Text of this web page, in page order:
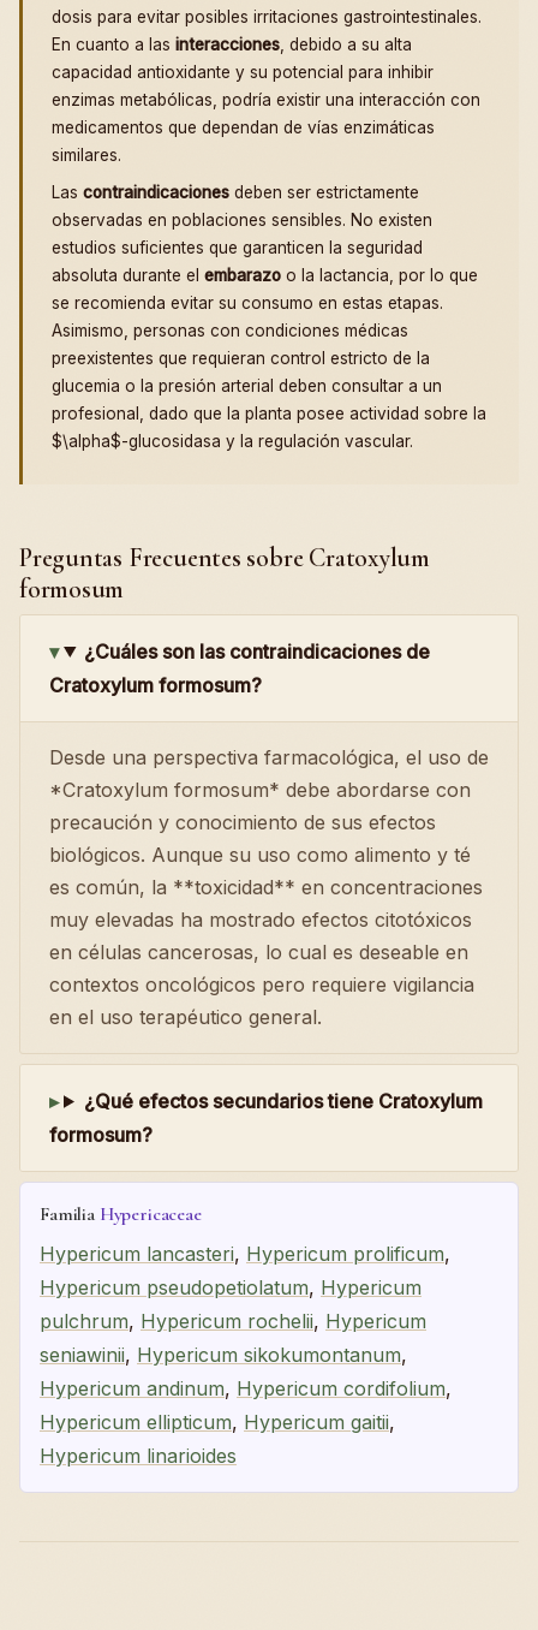
dosis para evitar posibles irritaciones gastrointestinales.
En cuanto a las interacciones , debido a su alta
capacidad antioxidante y su potencial para inhibir
enzimas metabólicas, podría existir una interacción con
medicamentos que dependan de vías enzimáticas
similares.
Las contraindicaciones deben ser estrictamente
observadas en poblaciones sensibles. No existen
estudios suficientes que garanticen la seguridad
absoluta durante el embarazo o la lactancia, por lo que
se recomienda evitar su consumo en estas etapas.
Asimismo, personas con condiciones médicas
preexistentes que requieran control estricto de la
glucemia o la presión arterial deben consultar a un
profesional, dado que la planta posee actividad sobre la
$\alpha$-glucosidasa y la regulación vascular.
Preguntas Frecuentes sobre Cratoxylum
formosum
¿Cuáles son las contraindicaciones de
Cratoxylum formosum?
Desde una perspectiva farmacológica, el uso de
*Cratoxylum formosum* debe abordarse con
precaución y conocimiento de sus efectos
biológicos. Aunque su uso como alimento y té
es común, la **toxicidad** en concentraciones
muy elevadas ha mostrado efectos citotóxicos
en células cancerosas, lo cual es deseable en
contextos oncológicos pero requiere vigilancia
en el uso terapéutico general.
¿Qué efectos secundarios tiene Cratoxylum
formosum?
Familia Hypericaceae
Hypericum lancasteri, Hypericum prolificum,
Hypericum pseudopetiolatum, Hypericum
pulchrum, Hypericum rochelii, Hypericum
seniawinii, Hypericum sikokumontanum,
Hypericum andinum, Hypericum cordifolium,
Hypericum ellipticum, Hypericum gaitii,
Hypericum linarioides